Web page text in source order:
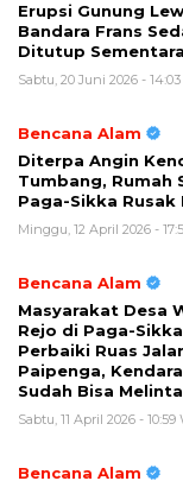
Erupsi Gunung
Bandara Frans
Ditutup Sementara
Sabtu, 20 Juni 2026 -
Bencana Alam
Diterpa Angin
Tumbang, Rumah
Paga-Sikka Rusak
Minggu, 12 April 2026 -
Bencana Alam
Masyarakat Desa
Rejo di Paga-
Perbaiki Ruas
Paipenga,
Sudah Bisa
Sabtu, 11 April 2026 - 10:59
Bencana Alam